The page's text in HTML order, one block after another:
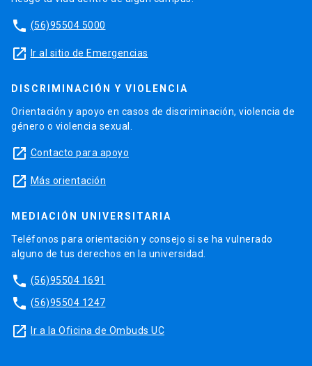
phone (56)95504 5000
launch Ir al sitio de Emergencias
DISCRIMINACIÓN Y VIOLENCIA
Orientación y apoyo en casos de discriminación, violencia de
género o violencia sexual.
launch Contacto para apoyo
launch Más orientación
MEDIACIÓN UNIVERSITARIA
Teléfonos para orientación y consejo si se ha vulnerado
alguno de tus derechos en la universidad.
phone (56)95504 1691
phone (56)95504 1247
launch Ir a la Oficina de Ombuds UC